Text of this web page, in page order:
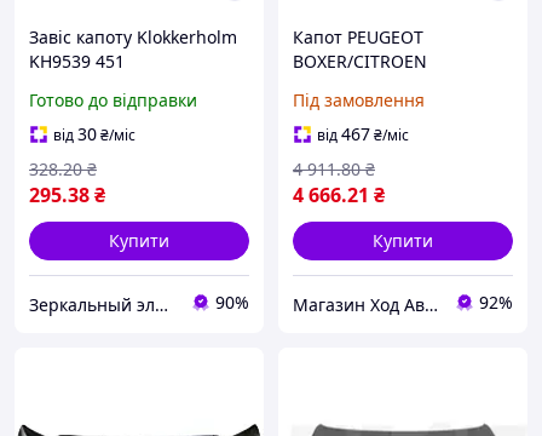
Завiс капоту Klokkerholm
KH9539 451
Готово до відправки
від30₴/міс
295.38₴
328.20 ₴
Купити
Зеркальный элемент 90%
Капот PEUGEOT
BOXER/CITROEN
(250_) 2005- г.
Під замовлення
від467₴/міс
4 666.21 ₴
4 911.80 ₴
Купити
Магазин Ход Авто 92%